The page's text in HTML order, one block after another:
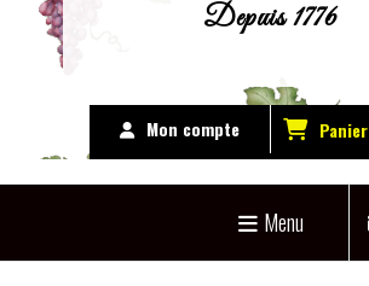
Depuis 1776
Mon compte Panier
Menu